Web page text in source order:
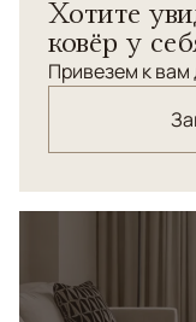
Хотите
ковёр у
Привезем к вам